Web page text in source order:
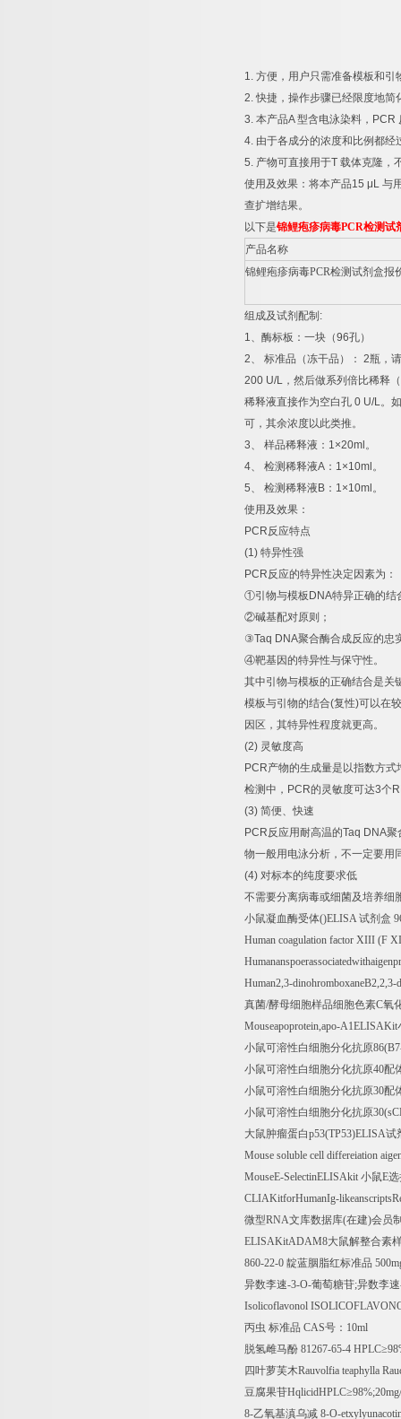
1. 方便，用户只需准备模板和引
2.快捷，操作步骤已经限度地简
3. 本产品A型含电泳染料， PCR
4. 由于各成分的浓度和比例都
5. 产物可直接用于T 载体克隆，
使用及效果：将本产品15 μL 与
查扩增结果。
以下是锦鲤疱疹病毒PCR检测试
产品名称
锦鲤疱疹病毒PCR检测试剂盒报
组成及试剂配制 :
1、酶标板：一块（96孔）
2、 标准品（冻干品）： 2瓶，
200 U/L ，然后做系列倍比稀释
稀释液直接作为空白孔 0 U/L。
可，其余浓度以此类推。
3、 样品稀释液： 1×20ml 。
4、 检测稀释液A ： 1×10ml 。
5、 检测稀释液 B ： 1×10ml 。
使用及效果：
PCR反应特点
(1) 特异性强
PCR反应的特异性决定因素为：
①引物与模板 DNA特异正确的结
②碱基配对原则；
③Taq DNA聚合酶合成反应的忠
④靶基因的特异性与保守性。
其中引物与模板的正确结合是关
模板与引物的结合(复性)可以在
因区，其特异性程度就更高。
(2) 灵敏度高
PCR产物的生成量是以指数方式
检测中， PCR的灵敏度可达3个
(3) 简便、快速
PCR反应用耐高温的Taq DNA聚
物一般用电泳分析，不一定要用
(4) 对标本的纯度要求低
不需要分离病毒或细菌及培养细
小鼠凝血酶受体()ELISA试剂盒
Human coagulation factor XIII (F
Human2,3-
真菌/酵母细胞样品细胞色素C氧
Mouseapoprotein,apo-A1ELISAKit
小鼠可溶性白细胞分化抗原
小鼠可溶性白细胞分化抗原40配
小鼠可溶性白细胞分化抗原30配
小鼠可溶性白细胞分化抗原
大鼠肿瘤蛋白p53(TP53)ELISA试
Mouse soluble cell differeiation
MouseE-SelectinELISAkit 小鼠E
CLIAKitforHumanIg-
微型RNA文库数据库(在建)会员
ELISAKitADAM8大鼠解整合素
860-22-0 靛蓝胭脂红标准品
异数李速-3-O-葡萄糖苷;异数李速
Isolicoflavonol
丙虫 标准品 CAS号： 10ml
脱氢雌马酚 81267-65-4 HPLC≥
四叶萝芙木Rauvolfia teaphylla
豆腐果苷HqlicidHPLC≥98%;20mg/
8-乙氧基滇乌减 8-O-